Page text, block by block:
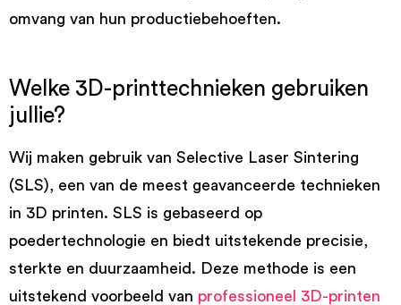
omvang van hun productiebehoeften.
Welke 3D-printtechnieken gebruiken
jullie?
Wij maken gebruik van Selective Laser Sintering
(SLS), een van de meest geavanceerde technieken
in 3D printen. SLS is gebaseerd op
poedertechnologie en biedt uitstekende precisie,
sterkte en duurzaamheid. Deze methode is een
uitstekend voorbeeld van professioneel 3D-printen